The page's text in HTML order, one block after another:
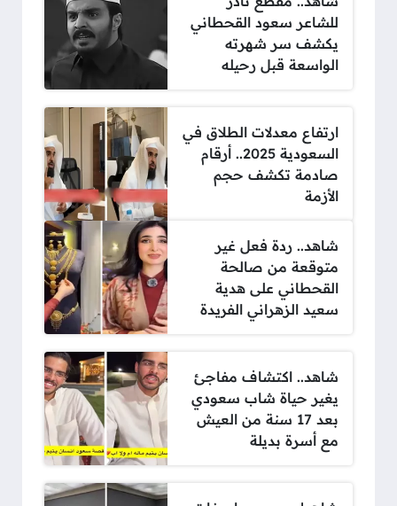
للشاعر سعود القحطاني
يكشف سر شهرته
الواسعة قبل رحيله
ارتفاع معدلات الطلاق في
السعودية 2025.. أرقام
صادمة تكشف حجم
الأزمة
شاهد.. ردة فعل غير
متوقعة من صالحة
القحطاني على هدية
سعيد الزهراني الفريدة
شاهد.. اكتشاف مفاجئ
يغير حياة شاب سعودي
بعد 17 سنة من العيش
مع أسرة بديلة